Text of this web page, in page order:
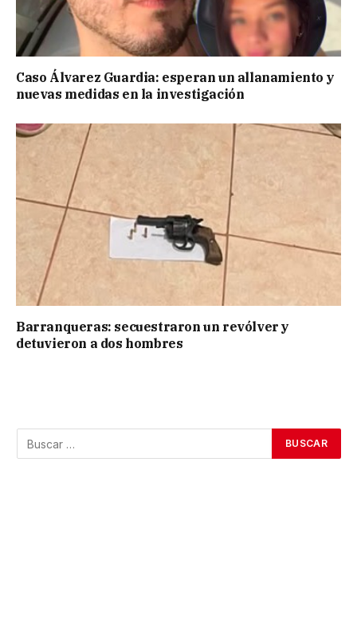
Caso Álvarez Guardia: esperan un allanamiento y
nuevas medidas en la investigación
Barranqueras: secuestraron un revólver y
detuvieron a dos hombres